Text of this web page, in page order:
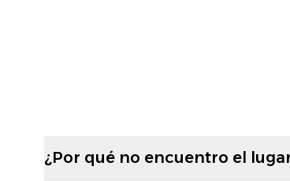
¿Por qué no encuentro el